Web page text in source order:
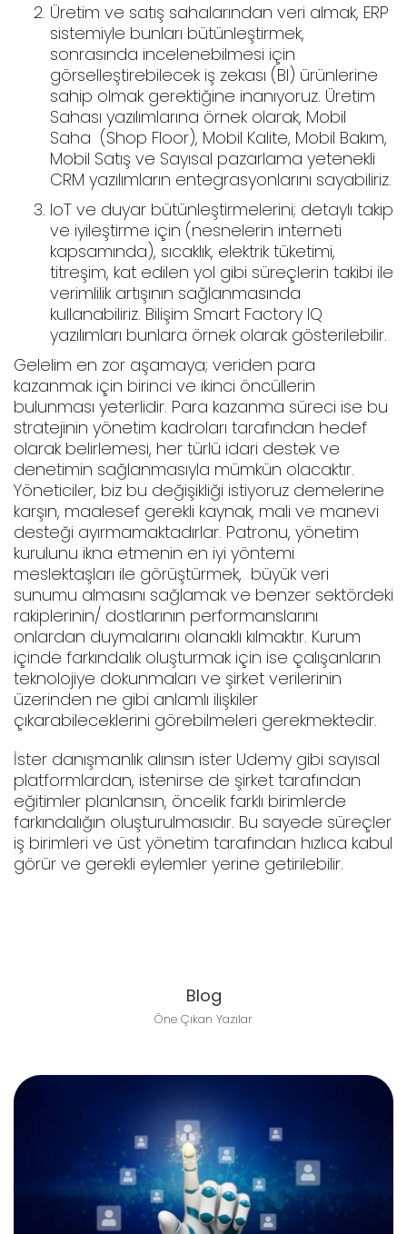
Üretim ve satış sahalarından veri almak, ERP
sistemiyle bunları bütünleştirmek,
sonrasında incelenebilmesi için
görselleştirebilecek iş zekası (BI) ürünlerine
sahip olmak gerektiğine inanıyoruz. Üretim
Sahası yazılımlarına örnek olarak, Mobil
Saha (Shop Floor), Mobil Kalite, Mobil Bakım,
Mobil Satış ve Sayısal pazarlama yetenekli
CRM yazılımların entegrasyonlarını sayabiliriz.
IoT ve duyar bütünleştirmelerini; detaylı takip
ve iyileştirme için (nesnelerin interneti
kapsamında), sıcaklık, elektrik tüketimi,
titreşim, kat edilen yol gibi süreçlerin takibi ile
verimlilik artışının sağlanmasında
kullanabiliriz. Bilişim Smart Factory IQ
yazılımları bunlara örnek olarak gösterilebilir.
Gelelim en zor aşamaya; veriden para
kazanmak için birinci ve ikinci öncüllerin
bulunması yeterlidir. Para kazanma süreci ise bu
stratejinin yönetim kadroları tarafından hedef
olarak belirlemesi, her türlü idari destek ve
denetimin sağlanmasıyla mümkün olacaktır.
Yöneticiler, biz bu değişikliği istiyoruz demelerine
karşın, maalesef gerekli kaynak, mali ve manevi
desteği ayırmamaktadırlar. Patronu, yönetim
kurulunu ikna etmenin en iyi yöntemi
meslektaşları ile görüştürmek, büyük veri
sunumu almasını sağlamak ve benzer sektördeki
rakiplerinin/ dostlarının performanslarını
onlardan duymalarını olanaklı kılmaktır. Kurum
içinde farkındalık oluşturmak için ise çalışanların
teknolojiye dokunmaları ve şirket verilerinin
üzerinden ne gibi anlamlı ilişkiler
çıkarabileceklerini görebilmeleri gerekmektedir.
İster danışmanlık alınsın ister Udemy gibi sayısal
platformlardan, istenirse de şirket tarafından
eğitimler planlansın, öncelik farklı birimlerde
farkındalığın oluşturulmasıdır. Bu sayede süreçler
iş birimleri ve üst yönetim tarafından hızlıca kabul
görür ve gerekli eylemler yerine getirilebilir.
Blog
Öne Çıkan Yazılar